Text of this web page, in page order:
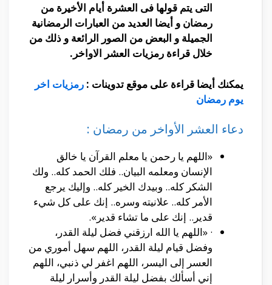
التى يتم قولها فى العشرة أيام الأخيرة من
رمضان و أيضا العديد من العبارات الرمضانية
الجميلة و البعض من الصور الرائعة و ذلك من
خلال قراءة رمزيات العشر الاواخر.
يمكنك أيضا قراءة على موقع تدوينات : رمزيات اخر
يوم رمضان
دعاء العشر الأواخر من رمضان :
«اللهم يا رحمن يا معلم القرآن يا خالق
الإنسان ومعلمه البيان.. فلك الحمد كله.. ولك
الشكر كله.. وبيدك الخير كله.. وإليك يرجع
الأمر كله.. علانيته وسره.. إنك على كل شيء
قدير.. إنك على ما تشاء قدير».
· «اللهم يا الله ارزقني فضل ليلة القدر،
وفضل قيام ليلة القدر، اللهم سهل أموري من
العسر إلى اليسر، اللهم اغفر لي ذنبي، اللهم
إني أسألك بفضل ليلة القدر وأسرار ليلة